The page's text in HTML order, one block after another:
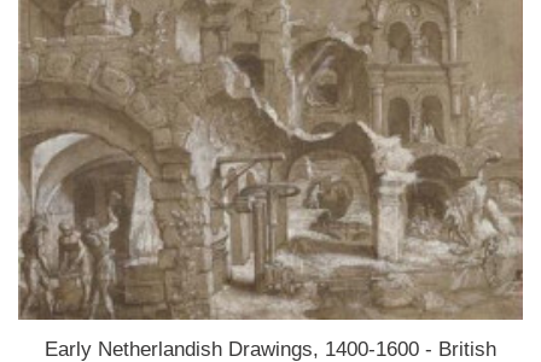
Early Netherlandish Drawings, 1400-1600 - British